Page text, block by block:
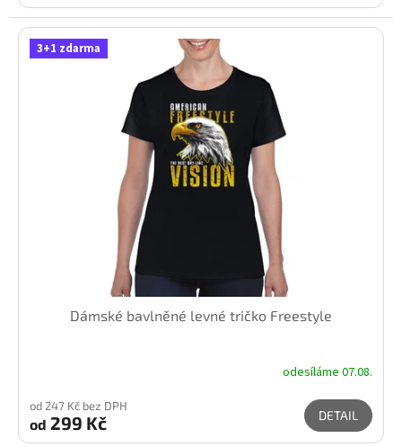
3+1 zdarma
Dámské bavlněné levné tričko Freestyle
odesíláme 07.08.
od 247 Kč bez DPH
od 299 Kč DETAIL